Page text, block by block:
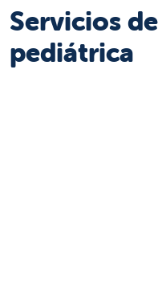
Servicios
pediátrica